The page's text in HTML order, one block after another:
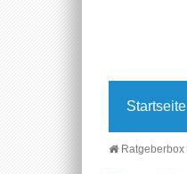
Startseite
Ratgeberbox